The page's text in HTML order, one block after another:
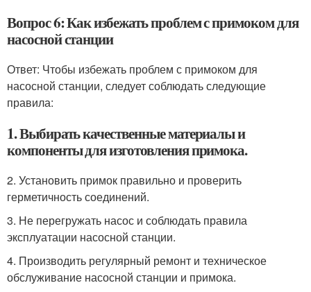
Вопрос 6: Как избежать проблем с примоком для
насосной станции
Ответ: Чтобы избежать проблем с примоком для
насосной станции, следует соблюдать следующие
правила:
1. Выбирать качественные материалы и
компоненты для изготовления примока.
2. Установить примок правильно и проверить
герметичность соединений.
3. Не перегружать насос и соблюдать правила
эксплуатации насосной станции.
4. Производить регулярный ремонт и техническое
обслуживание насосной станции и примока.